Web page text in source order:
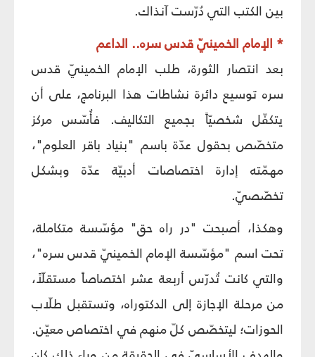
بين الكتب التي دُرّست آنذاك.
* الإمام الخمينيّ قدس سره.. الداعم
بعد انتصار الثورة، طلب الإمام الخمينيّ قدس
سره توسيع دائرة نشاطات هذا البرنامج، على أن
يتكفّل شخصيّاً بجميع التكاليف. فأُسّس مركز
متخصّص بحقول عدّة باسم "بنياد باقر العلوم"،
مهمّته إدارة اختصاصات أدبيّة عدّة وبشكل
تخصّصيّ.
وهكذا، أصبحت "در راه حق" مؤسّسة متكاملة،
تحت اسم "مؤسّسة الإمام الخمينيّ قدس سره"،
والتي كانت تُدرّس أربعة عشر اختصاصاً مستقلّاً،
من مرحلة الإجازة إلى الدكتوراه، وتستقبل طلّاب
الحوزات؛ ليتخصّص كلّ منهم في اختصاص معيّن.